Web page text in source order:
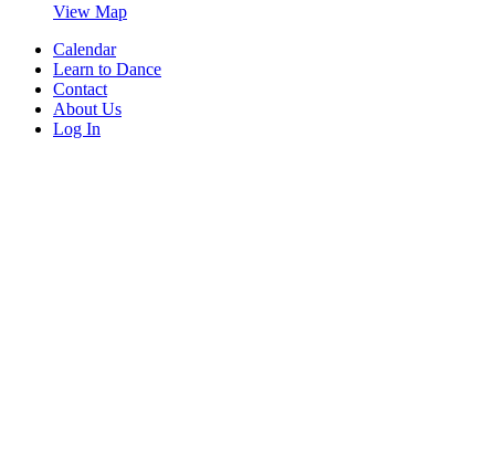
View Map
Calendar
Learn to Dance
Contact
About Us
Log In